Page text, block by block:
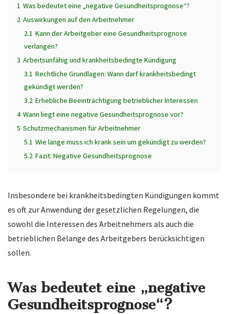
1 Was bedeutet eine „negative Gesundheitsprognose“?
2 Auswirkungen auf den Arbeitnehmer
2.1 Kann der Arbeitgeber eine Gesundheitsprognose
verlangen?
3 Arbeitsunfähig und krankheitsbedingte Kündigung
3.1 Rechtliche Grundlagen: Wann darf krankheitsbedingt
gekündigt werden?
3.2 Erhebliche Beeinträchtigung betrieblicher Interessen
4 Wann liegt eine negative Gesundheitsprognose vor?
5 Schutzmechanismen für Arbeitnehmer
5.1 Wie lange muss ich krank sein um gekündigt zu werden?
5.2 Fazit: Negative Gesundheitsprognose
Insbesondere bei krankheitsbedingten Kündigungen kommt
es oft zur Anwendung der gesetzlichen Regelungen, die
sowohl die Interessen des Arbeitnehmers als auch die
betrieblichen Belange des Arbeitgebers berücksichtigen
sollen.
Was bedeutet eine „negative
Gesundheitsprognose“?